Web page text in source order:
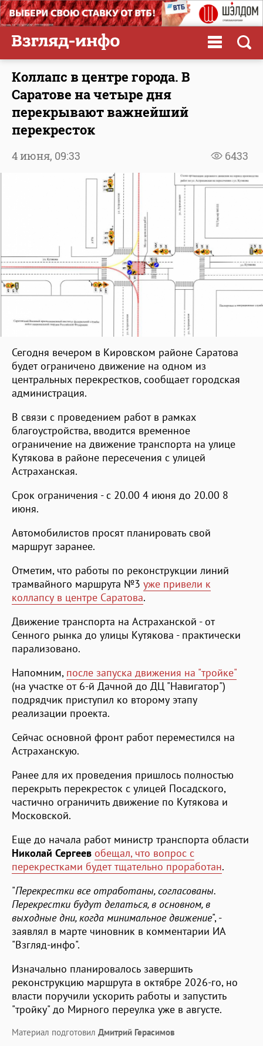
Коллапс в центре города. В
Саратове на четыре дня
перекрывают важнейший
перекресток
6433
4 июня, 09:33
Сегодня вечером в Кировском районе Саратова
будет ограничено движение на одном из
центральных перекрестков, сообщает городская
администрация.
В связи с проведением работ в рамках
благоустройства, вводится временное
ограничение на движение транспорта на улице
Кутякова в районе пересечения с улицей
Астраханская.
Срок ограничения - с 20.00 4 июня до 20.00 8
июня.
Автомобилистов просят планировать свой
маршрут заранее.
Отметим, что работы по реконструкции линий
трамвайного маршрута №3 уже привели к
коллапсу в центре Саратова.
Движение транспорта на Астраханской - от
Сенного рынка до улицы Кутякова - практически
парализовано.
Напомним, после запуска движения на "тройке"
(на участке от 6-й Дачной до ДЦ "Навигатор")
подрядчик приступил ко второму этапу
реализации проекта.
Сейчас основной фронт работ переместился на
Астраханскую.
Ранее для их проведения пришлось полностью
перекрыть перекресток с улицей Посадского,
частично ограничить движение по Кутякова и
Московской.
Еще до начала работ министр транспорта области
Николай Сергеев обещал, что вопрос с
перекрестками будет тщательно проработан.
"Перекрестки все отработаны, согласованы.
Перекрестки будут делаться, в основном, в
выходные дни, когда минимальное движение", -
заявлял в марте чиновник в комментарии ИА
"Взгляд-инфо".
Изначально планировалось завершить
реконструкцию маршрута в октябре 2026-го, но
власти поручили ускорить работы и запустить
"тройку" до Мирного переулка уже в августе.
Материал подготовил Дмитрий Герасимов